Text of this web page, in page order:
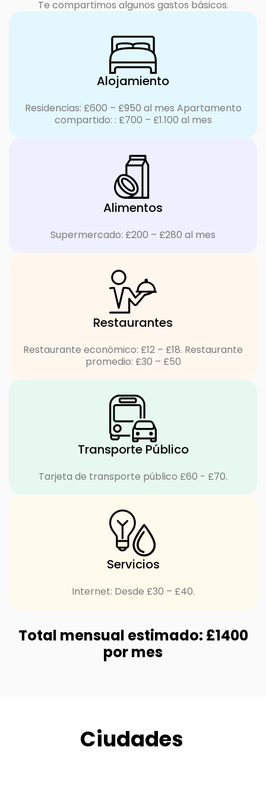
Te compartimos algunos gastos básicos.
Alojamiento
Residencias: £600 – £950 al mes Apartamento
compartido: : £700 – £1.100 al mes
Alimentos
Supermercado: £200 – £280 al mes
Restaurantes
Restaurante económico: £12 – £18. Restaurante
promedio: £30 – £50
Transporte Público
Tarjeta de transporte público £60 - £70.
Servicios
Internet: Desde £30 – £40.
Total mensual estimado: £1400
por mes
Ciudades